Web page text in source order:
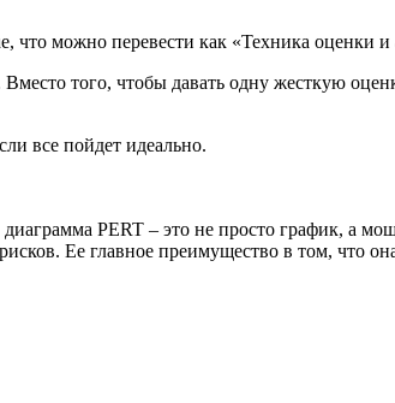
что можно перевести как «Техника оценки
того, чтобы давать одну жесткую
все пойдет идеально.
PERT – это не просто график, а
Ее главное преимущество в том, что